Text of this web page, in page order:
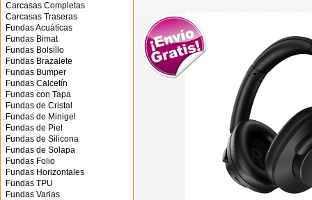
Carcasas Completas
Carcasas Traseras
Fundas Acuáticas
Fundas Bimat
Fundas Bolsillo
Fundas Brazalete
Fundas Bumper
Fundas Calcetín
Fundas con Tapa
Fundas de Cristal
Fundas de Minigel
Fundas de Piel
Fundas de Silicona
Fundas de Solapa
Fundas Folio
Fundas Horizontales
Fundas TPU
Fundas Varias